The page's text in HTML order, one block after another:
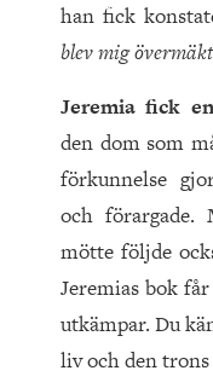
han fick
blev mig
Jeremia fick
den dom som
förkunnelse
och förargade.
mötte följde
Jeremias bok
utkämpar. Du
liv och den